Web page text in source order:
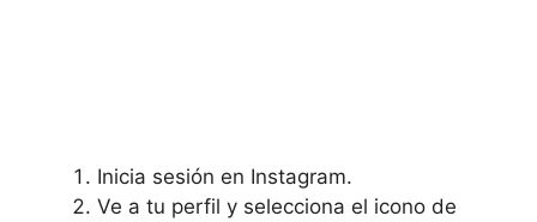
Inicia sesión en Instagram.
Ve a tu perfil y selecciona el icono de